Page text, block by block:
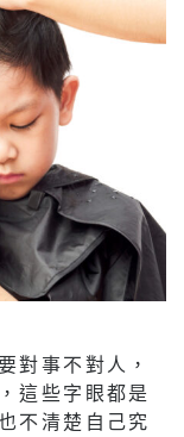
對事不對人，
這些字眼都是
不清楚自己究